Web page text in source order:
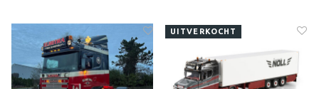
UITVERKOCHT